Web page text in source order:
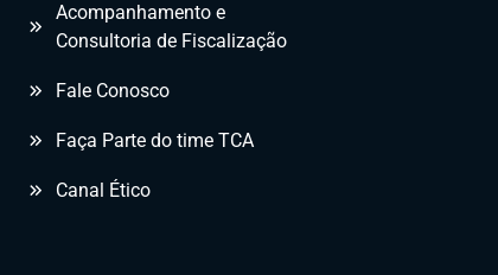
Acompanhamento e
Consultoria de Fiscalização
Fale Conosco
Faça Parte do time TCA
Canal Ético